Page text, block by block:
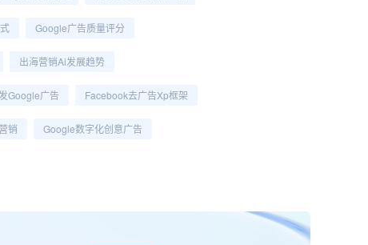
Google广告质量评分
出海营销ai发展趋势
Google广告 Facebook去广告xp框架
销 Google数字化创意广告